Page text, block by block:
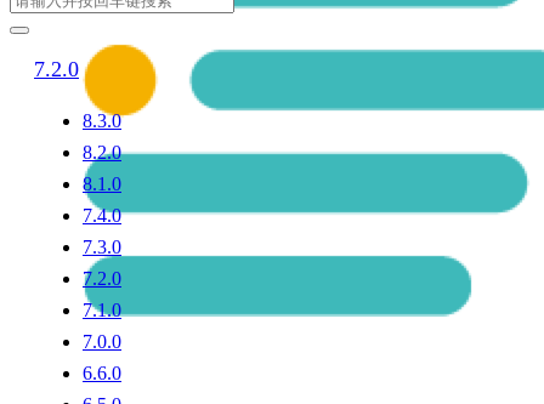
7.2.0
8.3.0
8.2.0
8.1.0
7.4.0
7.3.0
7.2.0
7.1.0
7.0.0
6.6.0